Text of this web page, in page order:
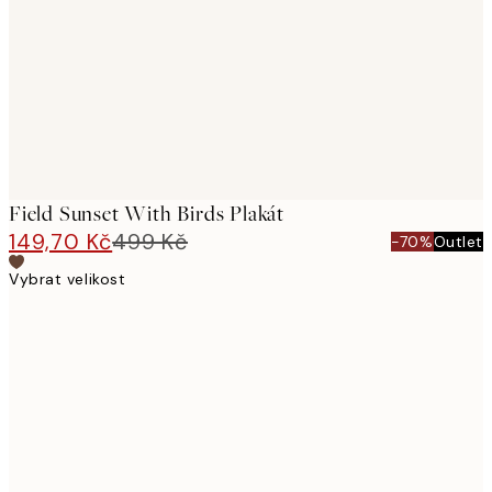
Field Sunset With Birds Plakát
149,70 Kč499 Kč -70%Outlet
Vybrat velikost